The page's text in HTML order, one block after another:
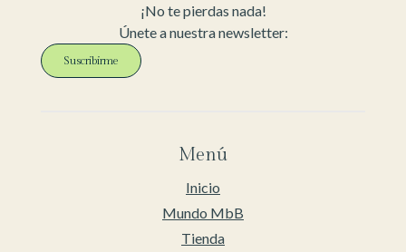
¡No te pierdas nada!
Únete a nuestra newsletter:
Suscribirme
Menú
Inicio
Mundo MbB
Tienda